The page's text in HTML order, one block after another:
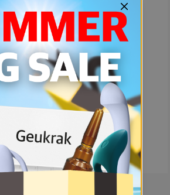
예상치 못한 에러입니다.